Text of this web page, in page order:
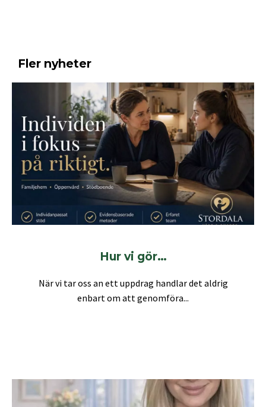
Fler nyheter
Hur vi gör…
När vi tar oss an ett uppdrag handlar det aldrig
enbart om att genomföra...